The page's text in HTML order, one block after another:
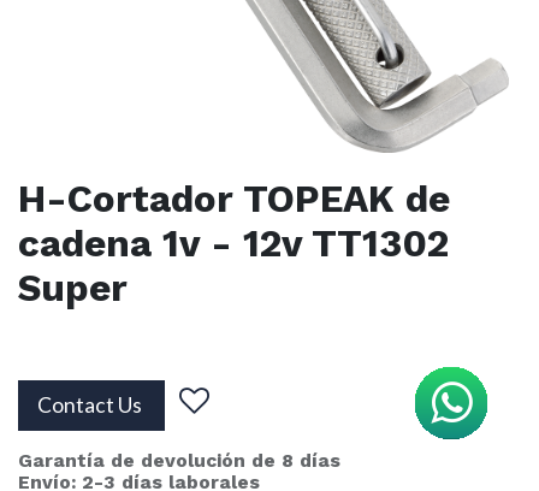
H-Cortador TOPEAK de
cadena 1v - 12v TT1302
Super
Contact Us
Garantía de devolución de 8 días
Envío: 2-3 días laborales